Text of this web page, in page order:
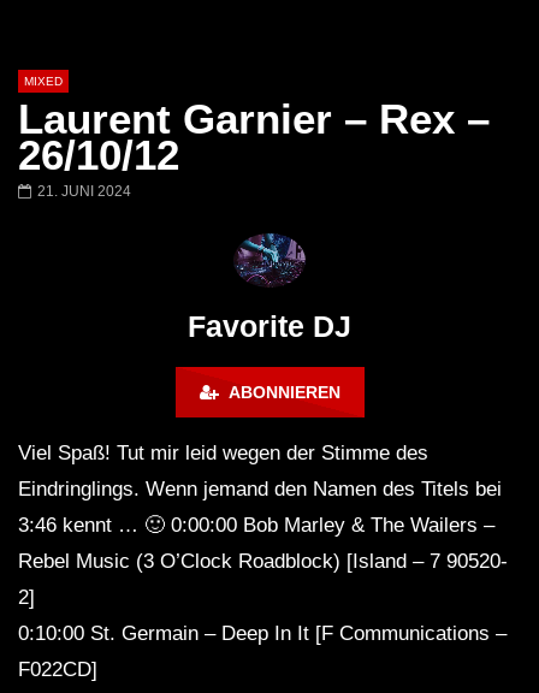
MIXED
Laurent Garnier – Rex –
26/10/12
21. JUNI 2024
Favorite DJ
ABONNIEREN
Viel Spaß! Tut mir leid wegen der Stimme des
Eindringlings. Wenn jemand den Namen des Titels bei
3:46 kennt … 🙂 0:00:00 Bob Marley & The Wailers –
Rebel Music (3 O’Clock Roadblock) [Island – 7 90520-
2]
0:10:00 St. Germain – Deep In It [F Communications –
F022CD]